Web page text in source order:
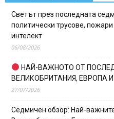
Светът през последната
политически трусове,
интелект
06/08/2026
НАЙ-ВАЖНОТО ОТ
ВЕЛИКОБРИТАНИЯ, ЕВРОПА
27/07/2026
Седмичен обзор: Най-